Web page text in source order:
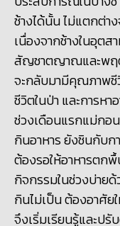
ช้างได้นั้น ไม่แตกต่า
เนื่องจากช้างในอุต
สัญชาตญาณและพฤ
จะกลับมามีคุณภาพชี
ชีวิตในป่า และการหา
ช่วงเดือนแรกแม่กอ
กินอาหาร ยังชินกับก
ต้องรอให้อาหารตก
กิจกรรมในช่วงบ่าย
กินไม่เป็น ต้องอาศัย
จึงเริ่มเรียนรู้และปรั